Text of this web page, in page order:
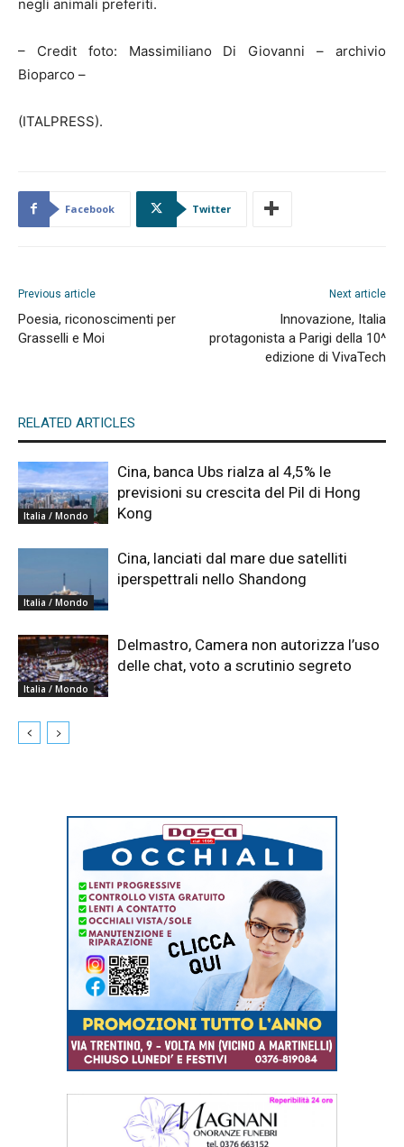
negli animali preferiti.
– Credit foto: Massimiliano Di Giovanni – archivio
Bioparco –
(ITALPRESS).
Facebook Twitter
Previous article
Poesia, riconoscimenti per
Grasselli e Moi
Next article
Innovazione, Italia
protagonista a Parigi della 10^
edizione di VivaTech
RELATED ARTICLES
Italia / Mondo
Cina, banca Ubs rialza al 4,5% le
previsioni su crescita del Pil di Hong
Kong
Italia / Mondo
Cina, lanciati dal mare due satelliti
iperspettrali nello Shandong
Italia / Mondo
Delmastro, Camera non autorizza l’uso
delle chat, voto a scrutinio segreto